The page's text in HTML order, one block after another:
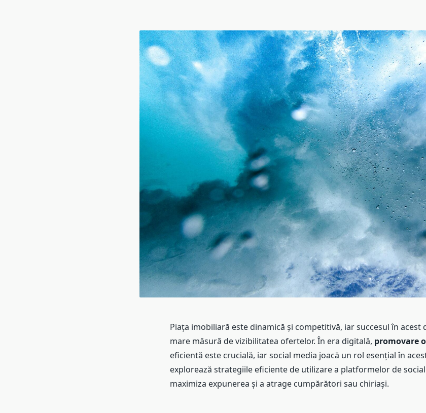
Piața imobiliară este dinamică și competitivă, iar succesul în acest
mare măsură de vizibilitatea ofertelor. În era digitală, promovare
eficientă este crucială, iar social media joacă un rol esențial în
explorează strategiile eficiente de utilizare a platformelor de
maximiza expunerea și a atrage cumpărători sau chiriași.